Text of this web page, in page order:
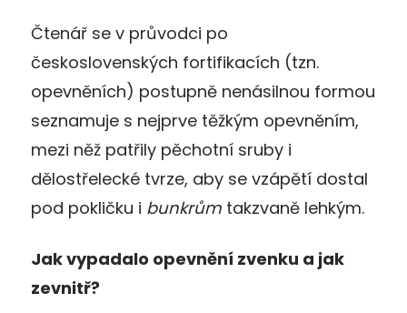
Čtenář se v průvodci po
československých fortifikacích (tzn.
opevněních) postupně nenásilnou formou
seznamuje s nejprve těžkým opevněním,
mezi něž patřily pěchotní sruby i
dělostřelecké tvrze, aby se vzápětí dostal
pod pokličku i bunkrům takzvaně lehkým.
Jak vypadalo opevnění zvenku a jak
zevnitř?